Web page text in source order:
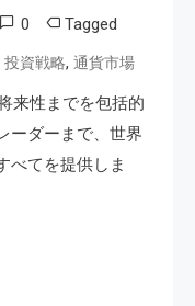
0 Tagged
投資戦略, 通貨市場
来性までを包括的
ーダーまで、世界
べてを提供しま